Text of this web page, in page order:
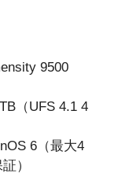
9500
（UFS 4.1 4
6（最大4
）